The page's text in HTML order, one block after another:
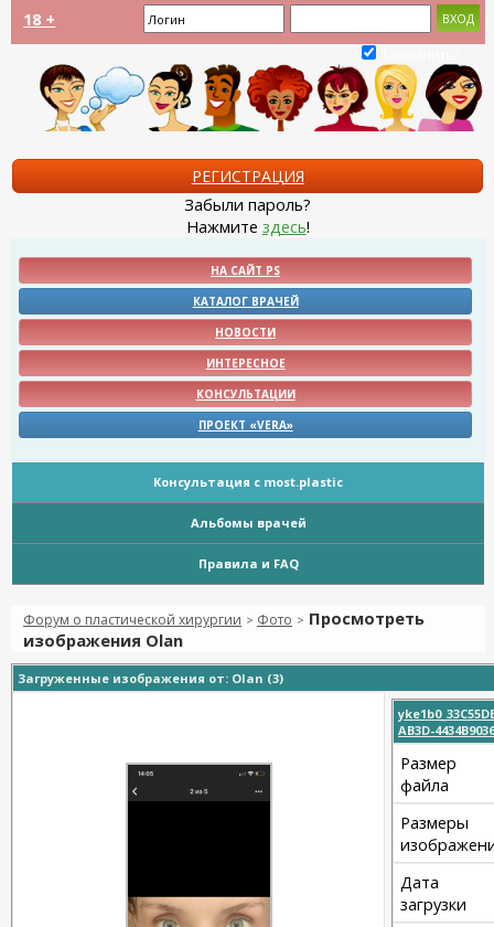
18 +
РЕГИСТРАЦИЯ
Забыли пароль?
Нажмите здесь!
НА САЙТ PS
КАТАЛОГ ВРАЧЕЙ
НОВОСТИ
ИНТЕРЕСНОЕ
КОНСУЛЬТАЦИИ
ПРОЕКТ «VERA»
Консультация с most.plastic
Альбомы врачей
Правила и FAQ
Форум о пластической хирургии > Фото > Просмотреть
изображения Olan
Загруженные изображения от: Olan (3)
AB3D-
Размер
файла
Размеры
Дата
загрузки